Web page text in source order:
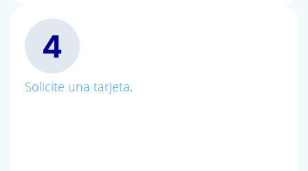
Solicite una tarjeta.